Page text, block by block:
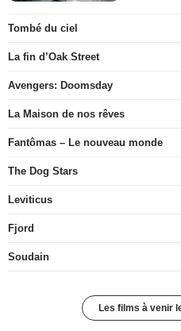
Tombé du ciel
La fin d’Oak Street
Avengers: Doomsday
La Maison de nos rêves
Fantômas – Le nouveau monde
The Dog Stars
Leviticus
Fjord
Soudain
Les films à venir